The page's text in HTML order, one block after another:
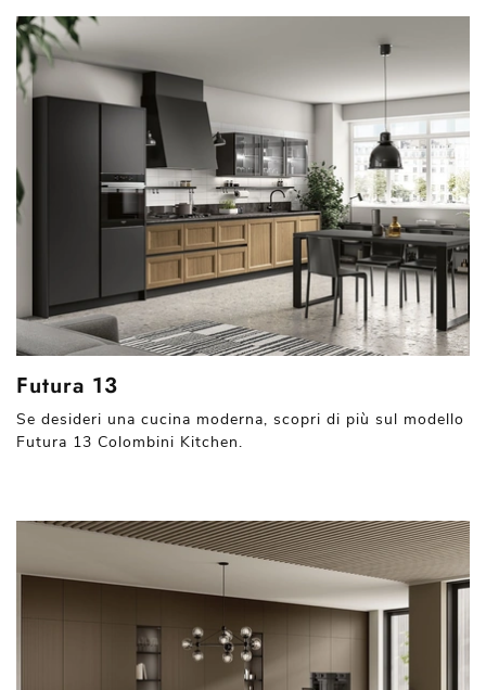
Futura 13
Se desideri una cucina moderna, scopri di più sul modello
Futura 13 Colombini Kitchen.